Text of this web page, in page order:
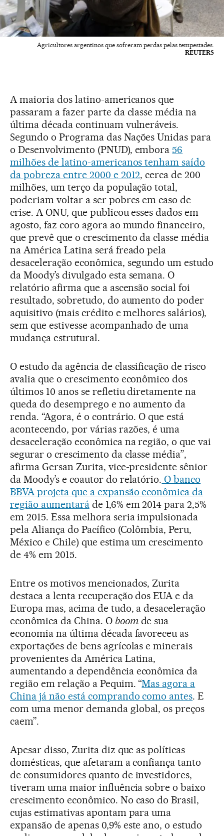
Agricultores argentinos que sofreram perdas pelas tempestades.
REUTERS
A maioria dos latino-americanos que
passaram a fazer parte da classe média na
última década continuam vulneráveis.
Segundo o Programa das Nações Unidas para
o Desenvolvimento (PNUD), embora 56
milhões de latino-americanos tenham saído
da pobreza entre 2000 e 2012, cerca de 200
milhões, um terço da população total,
poderiam voltar a ser pobres em caso de
crise. A ONU, que publicou esses dados em
agosto, faz coro agora ao mundo financeiro,
que prevê que o crescimento da classe média
na América Latina será freado pela
desaceleração econômica, segundo um estudo
da Moody’s divulgado esta semana. O
relatório afirma que a ascensão social foi
resultado, sobretudo, do aumento do poder
aquisitivo (mais crédito e melhores salários),
sem que estivesse acompanhado de uma
mudança estrutural.
O estudo da agência de classificação de risco
avalia que o crescimento econômico dos
últimos 10 anos se refletiu diretamente na
queda do desemprego e no aumento da
renda. “Agora, é o contrário. O que está
acontecendo, por várias razões, é uma
desaceleração econômica na região, o que vai
segurar o crescimento da classe média”,
afirma Gersan Zurita, vice-presidente sênior
da Moody’s e coautor do relatório. O banco
BBVA projeta que a expansão econômica da
região aumentaráde 1,6% em 2014 para 2,5%
em 2015. Essa melhora seria impulsionada
pela Aliança do Pacífico (Colômbia, Peru,
México e Chile) que estima um crescimento
de 4% em 2015.
Entre os motivos mencionados, Zurita
destaca a lenta recuperação dos EUA e da
Europa mas, acima de tudo, a desaceleração
econômica da China. O boomde sua
economia na última década favoreceu as
exportações de bens agrícolas e minerais
provenientes da América Latina,
aumentando a dependência econômica da
região em relação a Pequim. “Mas agora a
China já não está comprando como antes. E
com uma menor demanda global, os preços
caem”.
Apesar disso, Zurita diz que as políticas
domésticas, que afetaram a confiança tanto
de consumidores quanto de investidores,
tiveram uma maior influência sobre o baixo
crescimento econômico. No caso do Brasil,
cujas estimativas apontam para uma
expansão de apenas 0,9% este ano, o estudo